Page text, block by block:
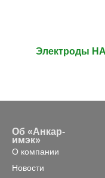
Электроды
Об «Анкар-
имэк»
О компании
Новости